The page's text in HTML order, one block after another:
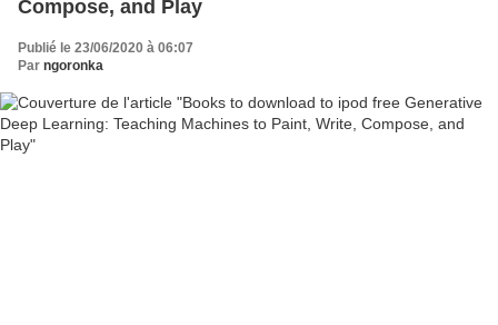
Compose, and Play
Publié le 23/06/2020 à 06:07
Par ngoronka